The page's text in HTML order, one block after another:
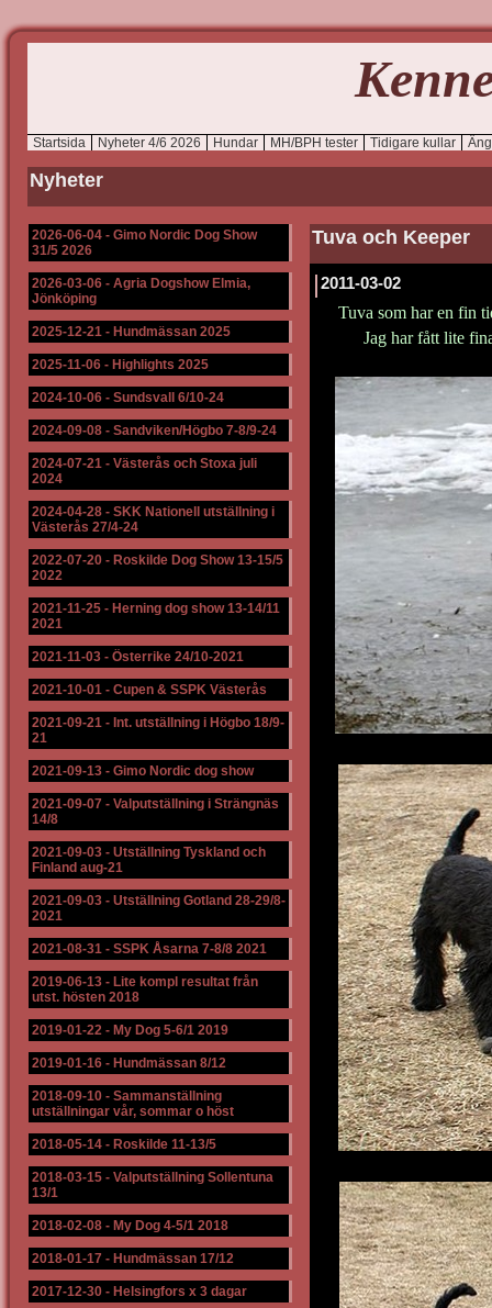
Startsida Nyheter 4/6 2026 Hundar MH/BPH tester Tidigare kullar
Nyheter
2026-06-04 - Gimo Nordic Dog Show
31/5 2026
2026-03-06 - Agria Dogshow Elmia,
Jönköping
2025-12-21 - Hundmässan 2025
2025-11-06 - Highlights 2025
2024-10-06 - Sundsvall 6/10-24
2024-09-08 - Sandviken/Högbo 7-8/9-24
2024-07-21 - Västerås och Stoxa juli
2024
2024-04-28 - SKK Nationell utställning i
Västerås 27/4-24
2022-07-20 - Roskilde Dog Show 13-15/5
2022
2021-11-25 - Herning dog show 13-14/11
2021
2021-11-03 - Österrike 24/10-2021
2021-10-01 - Cupen & SSPK Västerås
2021-09-21 - Int. utställning i Högbo 18/9-
21
2021-09-13 - Gimo Nordic dog show
2021-09-07 - Valputställning i Strängnäs
14/8
2021-09-03 - Utställning Tyskland och
Finland aug-21
2021-09-03 - Utställning Gotland 28-29/8-
2021
2021-08-31 - SSPK Åsarna 7-8/8 2021
2019-06-13 - Lite kompl resultat från
utst. hösten 2018
2019-01-22 - My Dog 5-6/1 2019
2019-01-16 - Hundmässan 8/12
2018-09-10 - Sammanställning
utställningar vår, sommar o höst
2018-05-14 - Roskilde 11-13/5
2018-03-15 - Valputställning Sollentuna
13/1
2018-02-08 - My Dog 4-5/1 2018
2018-01-17 - Hundmässan 17/12
2017-12-30 - Helsingfors x 3 dagar
Tuva och Keeper
2011-03-02
Tuva som har en fin
Jag har fått lite